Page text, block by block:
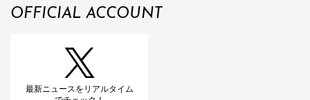
OFFICIAL ACCOUNT
最新ニュースをリアルタイム